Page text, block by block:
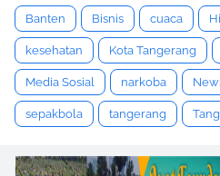
Banten Bisnis cuaca
kesehatan Kota Tangerang
Media Sosial narkoba
sepakbola tangerang